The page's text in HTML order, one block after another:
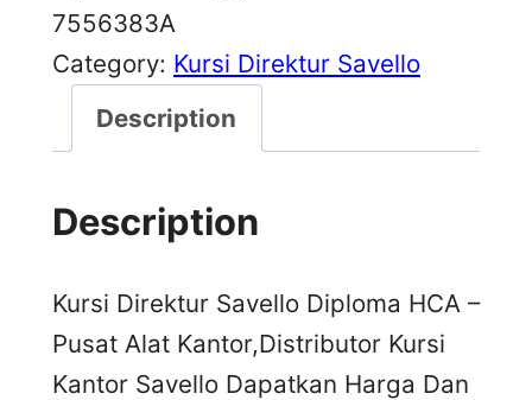
7556383A
Category: Kursi Direktur Savello
Description
Description
Kursi Direktur Savello Diploma HCA –
Pusat Alat Kantor,Distributor Kursi
Kantor Savello Dapatkan Harga Dan